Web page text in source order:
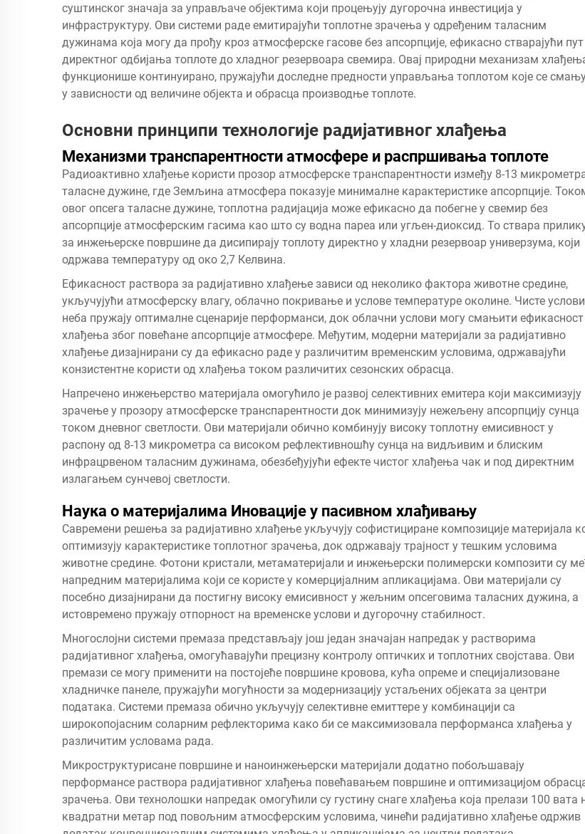
суштинског значаја за управљаче објектима који процењују дугорочна инвестиција у
инфраструктуру. Ови системи раде емитирајући топлотне зрачења у одређеним таласним
дужинама која могу да прођу кроз атмосферске гасове без апсорпције, ефикасно стварајући пут
директног одбијања топлоте до хладног резервоара свемира. Овај природни механизам
функционише континуирано, пружајући доследне предности управљања топлотом које се
у зависности од величине објекта и обрасца производње топлоте.
Основни принципи технологије радијативног хлађења
Механизми транспарентности атмосфере и распршивања топлоте
Радиоактивно хлађење користи прозор атмосферске транспарентности између 8-13
таласне дужине, где Земљина атмосфера показује минималне карактеристике апсорпције.
овог опсега таласне дужине, топлотна радијација може ефикасно да побегне у свемир без
апсорпције атмосферским гасима као што су водна пареа или угљен-диоксид. То ствара
за инжењерске површине да дисипирају топлоту директно у хладни резервоар универзума, који
одржава температуру од око 2,7 Келвина.
Ефикасност раствора за радијативно хлађење зависи од неколико фактора животне средине,
укључујући атмосферску влагу, облачно покривање и услове температуре околине. Чисте услови
неба пружају оптималне сценарије перформанси, док облачни услови могу смањити ефикасност
хлађења због повећане апсорпције атмосфере. Међутим, модерни материјали за радијативно
хлађење дизајнирани су да ефикасно раде у различитим временским условима, одржавајући
конзистентне користи од хлађења током различитих сезонских обрасца.
Напречено инжењерство материјала омогућило је развој селективних емитера који максимизују
зрачење у прозору атмосферске транспарентности док минимизују нежељену апсорпцију сунца
током дневног светлости. Ови материјали обично комбинују високу топлотну емисивност у
распону од 8-13 микрометра са високом рефлективношћу сунца на видљивим и блиским
инфрацрвеном таласним дужинама, обезбеђујући ефекте чистог хлађења чак и под директним
излагањем сунчевој светлости.
Наука о материјалима Иновације у пасивном хлађивању
Савремени решења за радијативно хлађење укључују софистициране композиције материјала
оптимизују карактеристике топлотног зрачења, док одржавају трајност у тешким условима
животне средине. Фотони кристали, метаматеријали и инжењерски полимерски композити су
напредним материјалима који се користе у комерцијалним апликацијама. Ови материјали су
посебно дизајнирани да постигну високу емисивност у жељним опсеговима таласних дужина, а
истовремено пружају отпорност на временске услови и дугорочну стабилност.
Многослојни системи премаза представљају још један значајан напредак у растворима
радијативног хлађења, омогућавајући прецизну контролу оптичких и топлотних својстава. Ови
премази се могу применити на постојеће површине кровова, кућа опреме и специјализоване
хладничке панеле, пружајући могућности за модернизацију устаљених објеката за центри
података. Системи премаза обично укључују селективне емиттере у комбинацији са
широкопојасним соларним рефлекторима како би се максимизовала перформанса хлађења у
различитим условама рада.
Микроструктурисане површине и наноинжењерски материјали додатно побољшавају
перформансе раствора радијативног хлађења повећавањем површине и оптимизацијом
зрачења. Ови технолошки напредак омогућили су густину снаге хлађења која прелази 100 вата
квадратни метар под повољним атмосферским условима, чинећи радијативно хлађење одржив